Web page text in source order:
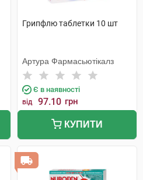
Грипфлю таблетки 10 шт
Артура Фармасьютікалз
Є в наявності
від 97.10 грн
КУПИТИ